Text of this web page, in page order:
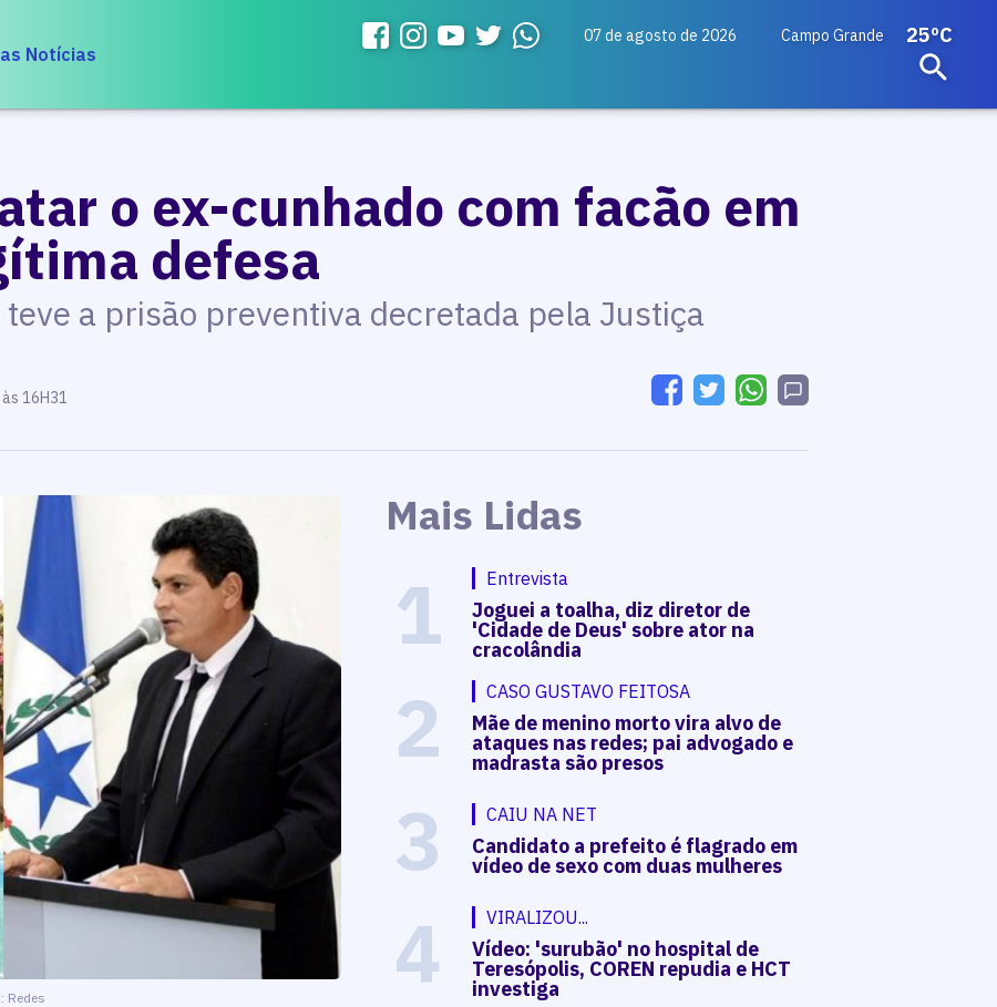
Notícias
07 de agosto de 2026 Campo Grande 25ºC
o ex-cunhado com facão em
defesa
teve a prisão preventiva decretada pela Justiça
16H31
Redes
Mais Lidas
1 Entrevista
Joguei a toalha, diz diretor de
'Cidade de Deus' sobre ator na
cracolândia
2 CASO GUSTAVO FEITOSA
Mãe de menino morto vira alvo de
ataques nas redes; pai advogado e
madrasta são presos
3 CAIU NA NET
Candidato a prefeito é flagrado em
vídeo de sexo com duas mulheres
4 VIRALIZOU...
Vídeo: 'surubão' no hospital de
Teresópolis, COREN repudia e HCT
investiga